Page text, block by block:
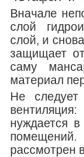
Вначале
слой
слой, и
защищает
саму
материал
Не
нуждается
рассмотрен